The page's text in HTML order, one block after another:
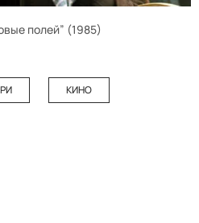
полей” (1985)
КИНО